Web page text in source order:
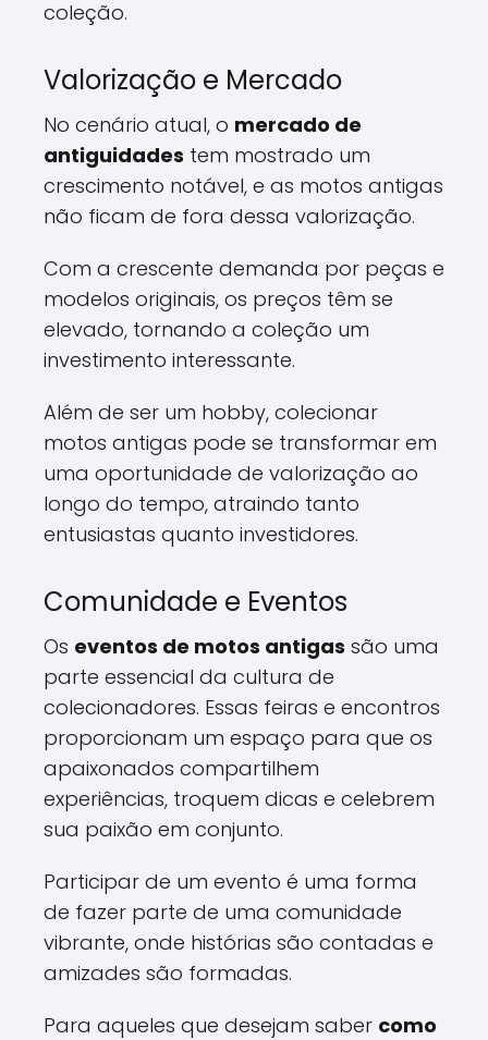
coleção.
Valorização e Mercado
No cenário atual, o mercado de
antiguidades tem mostrado um
crescimento notável, e as motos antigas
não ficam de fora dessa valorização.
Com a crescente demanda por peças e
modelos originais, os preços têm se
elevado, tornando a coleção um
investimento interessante.
Além de ser um hobby, colecionar
motos antigas pode se transformar em
uma oportunidade de valorização ao
longo do tempo, atraindo tanto
entusiastas quanto investidores.
Comunidade e Eventos
Os eventos de motos antigas são uma
parte essencial da cultura de
colecionadores. Essas feiras e encontros
proporcionam um espaço para que os
apaixonados compartilhem
experiências, troquem dicas e celebrem
sua paixão em conjunto.
Participar de um evento é uma forma
de fazer parte de uma comunidade
vibrante, onde histórias são contadas e
amizades são formadas.
Para aqueles que desejam saber como